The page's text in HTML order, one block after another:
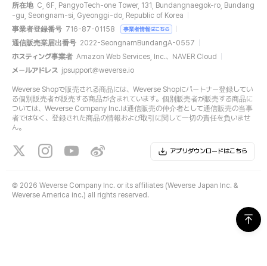
所在地 C, 6F, PangyoTech-one Tower, 131, Bundangnaegok-ro, Bundang
-gu, Seongnam-si, Gyeonggi-do, Republic of Korea
事業者登録番号 716-87-01158 事業者情報はこちら
通信販売業届出番号 2022-SeongnamBundangA-0557
ホスティング事業者 Amazon Web Services, Inc.、NAVER Cloud
メールアドレス jpsupport@weverse.io
Weverse Shopで販売される商品には、Weverse Shopにパートナー登録してい
る個別販売者が販売する商品が含まれています。個別販売者が販売する商品に
ついては、Weverse Company Inc.は通信販売の仲介者として通信販売の当事
者ではなく、登録された商品の情報および取引に関して一切の責任を負いませ
ん。
アプリダウンロードはこちら
© 2026 Weverse Company Inc. or its affiliates (Weverse Japan Inc. &
Weverse America Inc.) all rights reserved.